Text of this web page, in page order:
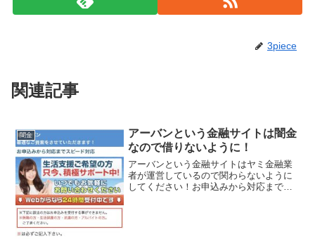
3piece
関連記事
闇金
アーバンという金融サイトは闇金
なので借りないように！
アーバンという金融サイトはヤミ金融業
者が運営しているので関わらないように
してください！お申込みから対応までス